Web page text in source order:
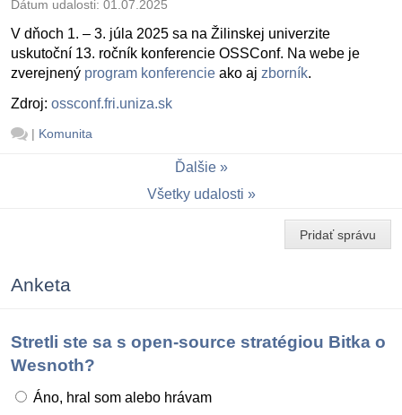
Dátum udalosti: 01.07.2025
V dňoch 1. – 3. júla 2025 sa na Žilinskej univerzite
uskutoční 13. ročník konferencie OSSConf. Na webe je
zverejnený program konferencie ako aj zborník.
Zdroj: ossconf.fri.uniza.sk
| Komunita
Ďalšie
Všetky udalosti
Pridať správu
Anketa
Stretli ste sa s open-source stratégiou Bitka o
Wesnoth?
Áno, hral som alebo hrávam